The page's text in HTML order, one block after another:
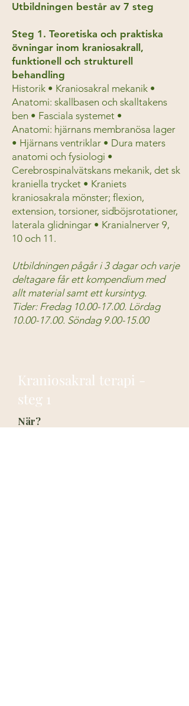
Utbildningen består av 7 steg
Steg 1. Teoretiska och praktiska
övningar inom kraniosakrall,
funktionell och strukturell
behandling
Historik • Kraniosakral mekanik •
Anatomi: skallbasen och skalltakens
ben • Fasciala systemet •
Anatomi: hjärnans membranösa lager
• Hjärnans ventriklar • Dura maters
anatomi och fysiologi •
Cerebrospinalvätskans mekanik, det sk
kraniella trycket • Kraniets
kraniosakrala mönster; flexion,
extension, torsioner, sidböjsrotationer,
laterala glidningar • Kranialnerver 9,
10 och 11.
Utbildningen pågår i 3 dagar och varje
deltagare får ett kompendium med
allt material samt ett kursintyg.
Tider: Fredag 10.00-17.00. Lördag
10.00-17.00. Söndag 9.00-15.00
Kraniosakral terapi -
steg 1
När?